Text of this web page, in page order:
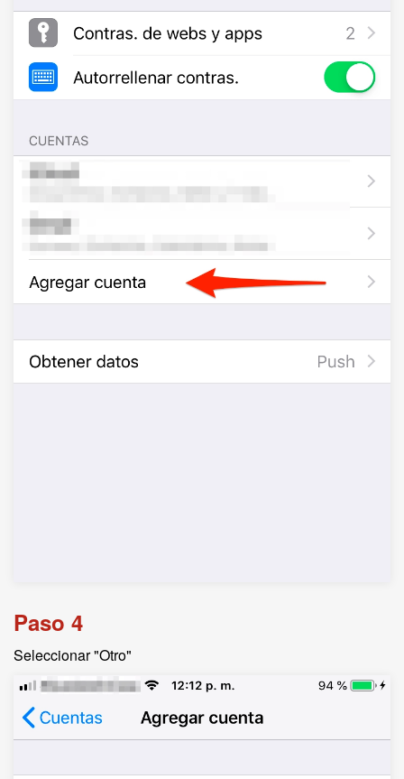
Paso 4
Seleccionar "Otro"